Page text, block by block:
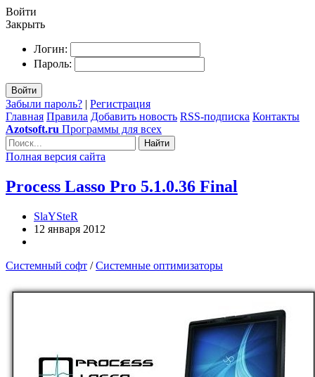
Войти
Закрыть
Логин:
Пароль:
Войти
Забыли пароль? | Регистрация
Главная Правила Добавить новость RSS-подписка Контакты
Azotsoft.ru Программы для всех
Найти
Полная версия сайта
Process Lasso Pro 5.1.0.36 Final
SlaYSteR
12 января 2012
Системный софт /Системные оптимизаторы